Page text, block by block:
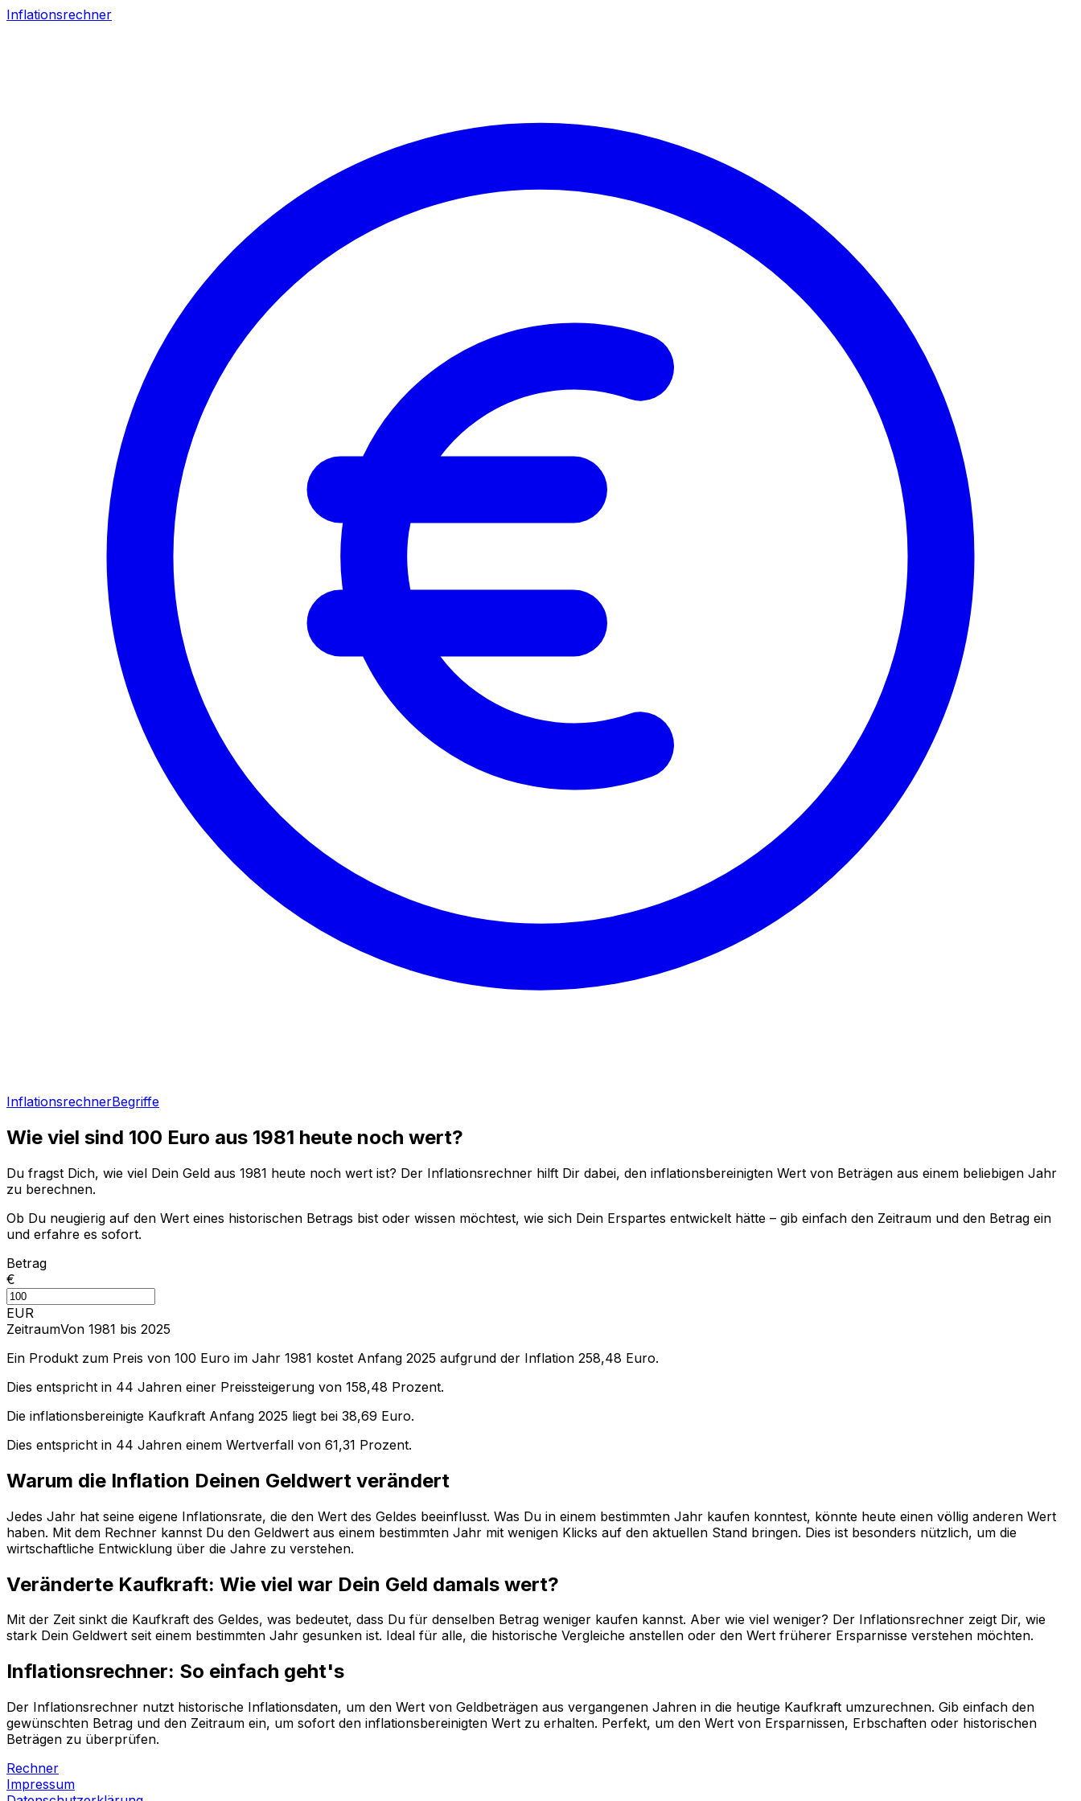
Inflationsrechner
InflationsrechnerBegriffe
Wie viel sind 100 Euro aus 1981 heute noch wert?
Du fragst Dich, wie viel Dein Geld aus 1981 heute noch wert ist? Der Inflationsrechner hilft Dir dabei, den inflationsbereinigten Wert von Beträgen aus einem beliebigen Jahr
zu berechnen.
Ob Du neugierig auf den Wert eines historischen Betrags bist oder wissen möchtest, wie sich Dein Erspartes entwickelt hätte – gib einfach den Zeitraum und den Betrag ein
und erfahre es sofort.
Betrag
€
EUR
ZeitraumVon 1981 bis 2025
Ein Produkt zum Preis von 100 Euro im Jahr 1981 kostet Anfang 2025 aufgrund der Inflation 258,48 Euro.
Dies entspricht in 44 Jahren einer Preissteigerung von 158,48 Prozent.
Die inflationsbereinigte Kaufkraft Anfang 2025 liegt bei 38,69 Euro.
Dies entspricht in 44 Jahren einem Wertverfall von 61,31 Prozent.
Warum die Inflation Deinen Geldwert verändert
Jedes Jahr hat seine eigene Inflationsrate, die den Wert des Geldes beeinflusst. Was Du in einem bestimmten Jahr kaufen konntest, könnte heute einen völlig anderen Wert
haben. Mit dem Rechner kannst Du den Geldwert aus einem bestimmten Jahr mit wenigen Klicks auf den aktuellen Stand bringen. Dies ist besonders nützlich, um die
wirtschaftliche Entwicklung über die Jahre zu verstehen.
Veränderte Kaufkraft: Wie viel war Dein Geld damals wert?
Mit der Zeit sinkt die Kaufkraft des Geldes, was bedeutet, dass Du für denselben Betrag weniger kaufen kannst. Aber wie viel weniger? Der Inflationsrechner zeigt Dir, wie
stark Dein Geldwert seit einem bestimmten Jahr gesunken ist. Ideal für alle, die historische Vergleiche anstellen oder den Wert früherer Ersparnisse verstehen möchten.
Inflationsrechner: So einfach geht's
Der Inflationsrechner nutzt historische Inflationsdaten, um den Wert von Geldbeträgen aus vergangenen Jahren in die heutige Kaufkraft umzurechnen. Gib einfach den
gewünschten Betrag und den Zeitraum ein, um sofort den inflationsbereinigten Wert zu erhalten. Perfekt, um den Wert von Ersparnissen, Erbschaften oder historischen
Beträgen zu überprüfen.
Rechner
Impressum